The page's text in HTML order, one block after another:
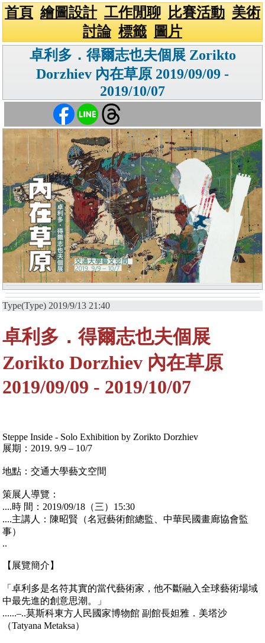
首頁 繪圖設計 工作閒聊 比賽活動 美術
討論 標籤
圖片
卓利多．得爾志也夫個展 Zorikto
Dorzhiev 內在草原 2019/09/09 -
2019/10/07
Type(Type) 2019/9/13 21:40
卓利多．得爾志也夫個展
Zorikto Dorzhiev 內在草原
2019/09/09 - 2019/10/07
Steppe Inside - Solo Exhibition by Zorikto Dorzhiev
展期：2019. 9/9 – 10/7
地點：交通大學藝文空間
策展人導覽：
....時 間：2019/09/18（三）15:30
....主講人：陳昭賢（名冠藝術館總監、中華民國畫廊協會監
事）
..
【展覽簡介】
「卓利多是名符其實的當代藝術家，他不斷融入全球藝術場域
中最先進的創意思潮。」
......–..莫斯科東方人民國家博物館 副館長妲雅．美塔沙
（Tatyana Metaksa）